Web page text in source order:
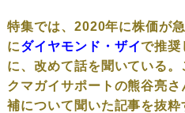
特集では、2020年に株価が
にダイヤモンド・ザイで推奨
に、改めて話を聞いている。
クマガイサポートの熊谷亮
補について聞いた記事を抜